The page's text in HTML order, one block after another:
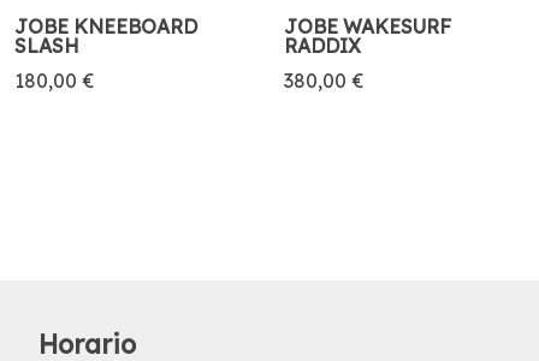
JOBE KNEEBOARD
SLASH
180,00 €
JOBE WAKESURF
RADDIX
380,00 €
Horario